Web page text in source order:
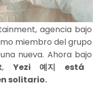
agencia bajo
miembro del grupo
nueva. Ahora bajo
, Yezi 예지 está
solitario.